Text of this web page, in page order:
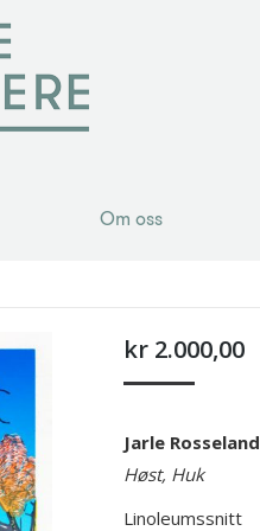
Om oss
kr2.000,00
Jarle Rosseland
Høst, Huk
Linoleumssnitt